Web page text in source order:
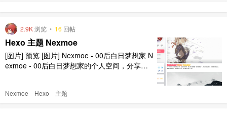
2.9K浏览 • 16 回帖
Hexo 主题 Nexmoe
[图片] 预览 [图片] Nexmoe - 00后白日梦想家 N
exmoe - 00后白日梦想家的个人空间，分享技
e.com Github https://github.com/nexmoe/hexo
Nexmoe Hexo 主题